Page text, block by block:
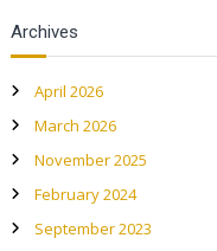
Archives
April 2026
March 2026
November 2025
February 2024
September 2023